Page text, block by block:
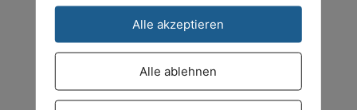
Alle akzeptieren
Alle ablehnen